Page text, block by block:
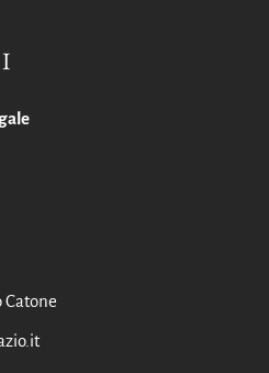
Catone